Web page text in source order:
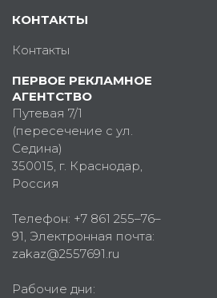
КОНТАКТЫ
Контакты
ПЕРВОЕ РЕКЛАМНОЕ
АГЕНТСТВО
Путевая 7/1
(пересечение с ул.
Седина)
350015, г. Краснодар,
Россия
Телефон: +7 861 255–76–
91, Электронная почта:
zakaz@2557691.ru
Рабочие дни: